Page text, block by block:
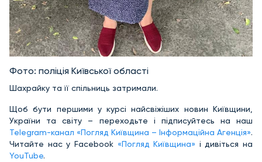
Фото: поліція Київської області
Шахрайку та її спільниць затримали.
Щоб бути першими у курсі найсвіжіших новин Київщини,
України та світу – переходьте і підписуйтесь на наш
Telegram-канал «Погляд Київщина – Інформаційна Агенція».
Читайте нас у Facebook «Погляд Київщина» і дивіться на
YouTube.